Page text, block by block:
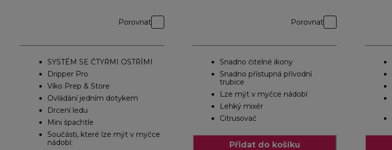
Porovnat
SYSTÉM SE ČTYŘMI OSTŘÍMI
Dripper Pro
Víko Prep & Store
Ovládání jedním dotykem
Drcení ledu
Mini špachtle
Součásti, které lze mýt v myčce
nádobí:
Porovnat
Snadno čitelné ikony
Snadno přístupná přívodní
trubice
Lze mýt v myčce nádobí
Lehký mixér
Citrusovač
Přidat do košíku